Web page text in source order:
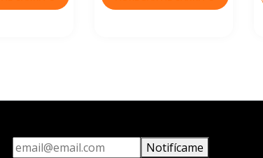
Notifícame